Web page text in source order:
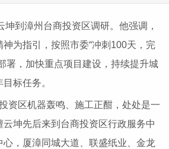
到漳州台商投资区调研。他强调，
为指引，按照市委“冲刺100天，完
署，加快重点项目建设，持续提升城
标任务。
区机器轰鸣、施工正酣，处处是一
坤先后来到台商投资区行政服务中
，厦漳同城大道、联盛纸业、金龙